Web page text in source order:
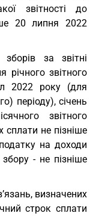
звітності до
20 липня 2022
за звітні
річного звітного
2022 року (для
періоду), січень
звітного
сплати не пізніше
на доходи
- не пізніше
визначених
строк сплати